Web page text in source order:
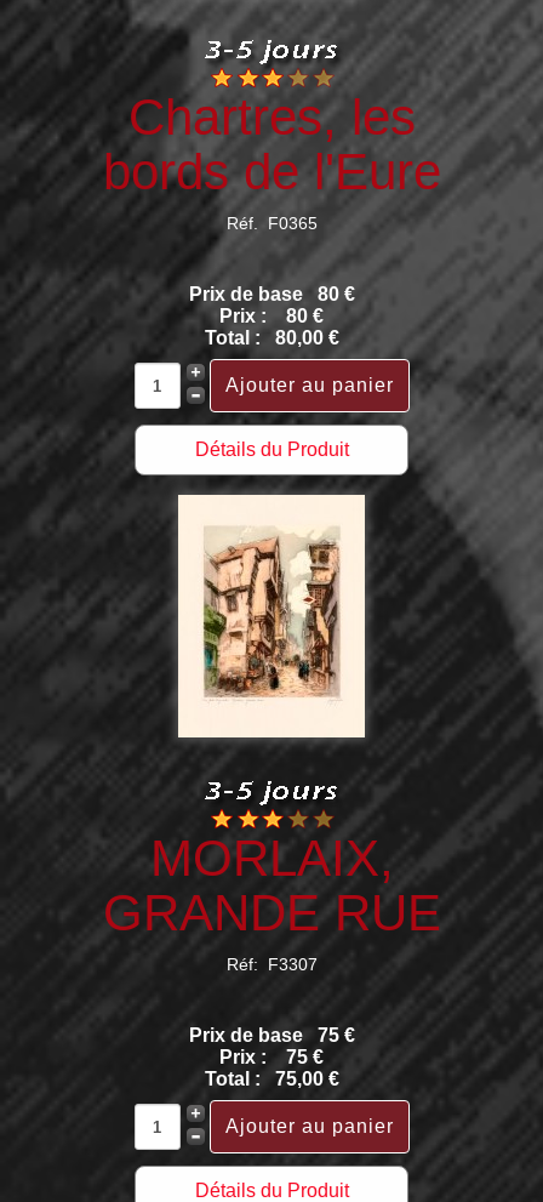
Chartres, les
bords de l'Eure
Réf. F0365
Prix de base
80 €
Prix :
80 €
Total :
80,00 €
Détails du Produit
MORLAIX,
GRANDE RUE
Réf: F3307
Prix de base
75 €
Prix :
75 €
Total :
75,00 €
Détails du Produit